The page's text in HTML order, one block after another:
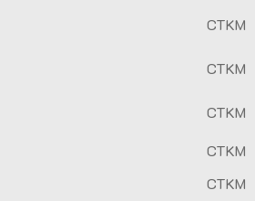
CTKM
CTKM
CTKM
CTKM
CTKM